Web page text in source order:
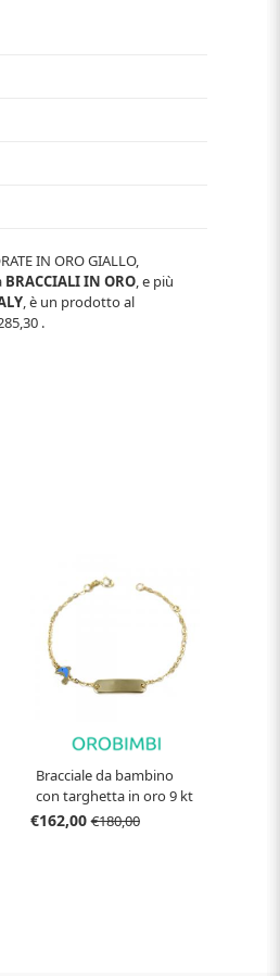
IN ORO GIALLO,
BRACCIALI IN ORO, e più
, è un prodotto al
.
Bracciale da bambino
con targhetta in oro 9 kt
con delfino
€162,00€180,00